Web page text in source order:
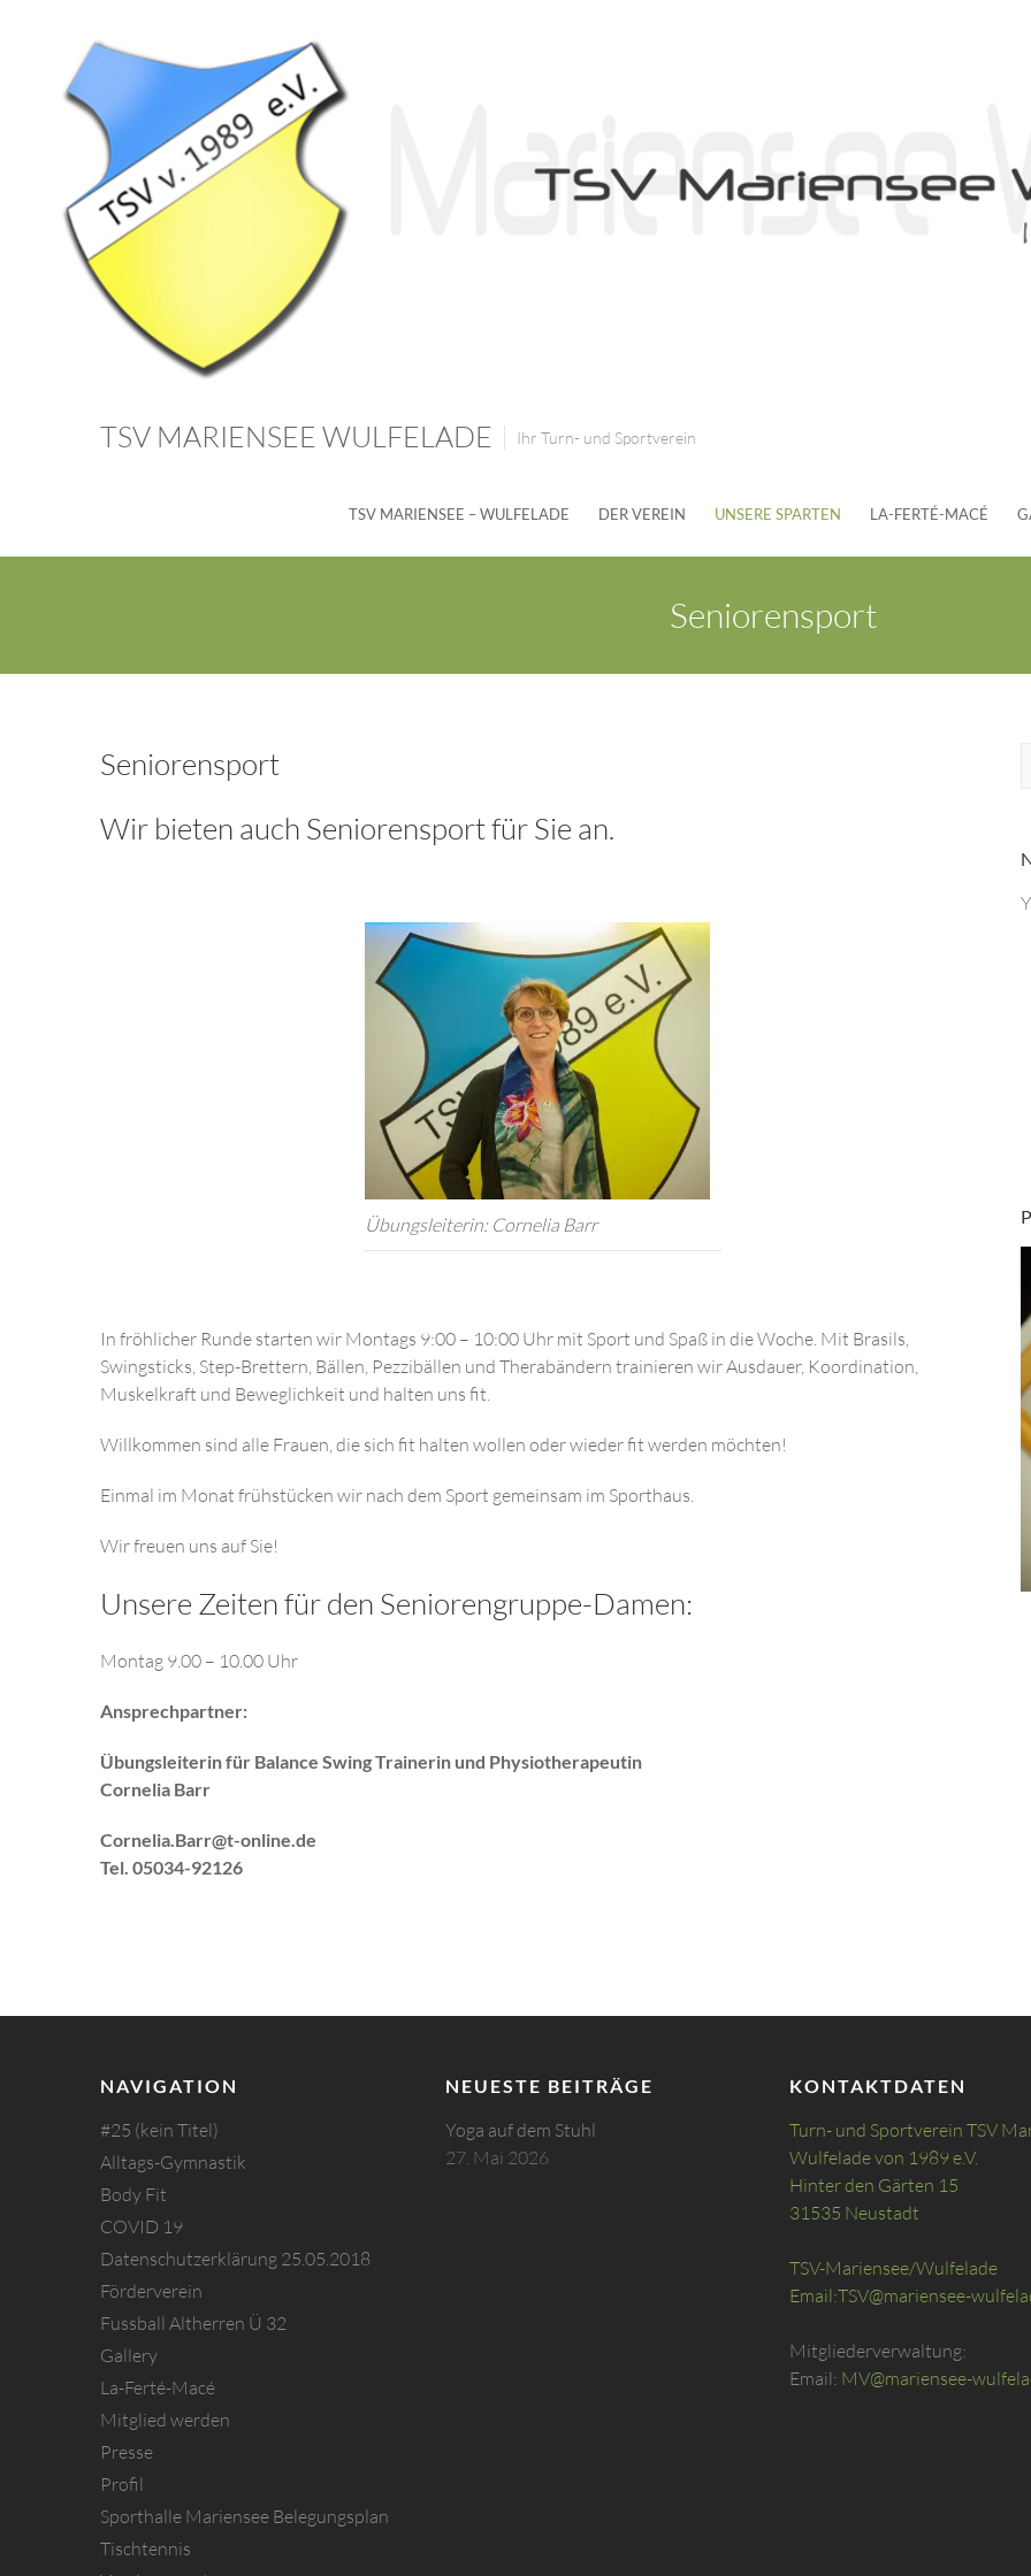
TSV MARIENSEE WULFELADE Ihr Turn- und Sportverein
TSV MARIENSEE – WULFELADE DER VEREIN UNSERE SPARTEN LA-FERTÉ-MACÉ
Seniorensport
Seniorensport
Wir bieten auch Seniorensport für Sie an.
Übungsleiterin: Cornelia Barr
In fröhlicher Runde starten wir Montags 9:00 – 10:00 Uhr mit Sport und Spaß in die Woche. Mit Brasils,
Swingsticks, Step-Brettern, Bällen, Pezzibällen und Therabändern trainieren wir Ausdauer, Koordination,
Muskelkraft und Beweglichkeit und halten uns fit.
Willkommen sind alle Frauen, die sich fit halten wollen oder wieder fit werden möchten!
Einmal im Monat frühstücken wir nach dem Sport gemeinsam im Sporthaus.
Wir freuen uns auf Sie!
Unsere Zeiten für den Seniorengruppe-Damen:
Montag 9.00 – 10.00 Uhr
Ansprechpartner:
Übungsleiterin für Balance Swing Trainerin und Physiotherapeutin
Cornelia Barr
Cornelia.Barr@t-online.de
Tel. 05034-92126
e
n
NAVIGATION
#25 (kein Titel)
Alltags-Gymnastik
Body Fit
COVID 19
Datenschutzerklärung 25.05.2018
Förderverein
Fussball Altherren Ü 32
Gallery
La-Ferté-Macé
Mitglied werden
Presse
Profil
Sporthalle Mariensee Belegungsplan
Tischtennis
NEUESTE BEITRÄGE
Yoga auf dem Stuhl
27. Mai 2026
KONTAKTDATEN
Turn- und Sportverein TSV
Wulfelade von 1989 e.V.
Hinter den Gärten 15
31535 Neustadt
TSV-Mariensee/Wulfelade
Email:TSV@mariensee-
Mitgliederverwaltung:
Email: MV@mariensee-